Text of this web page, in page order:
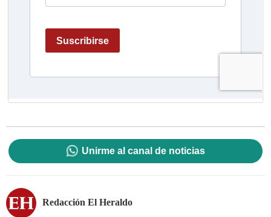
Unirme al canal de noticias
Redacción El Heraldo